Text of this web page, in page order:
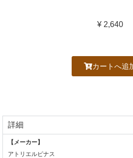
¥ 2,640
カートへ追
詳細
【メーカー】
アトリエルピナス